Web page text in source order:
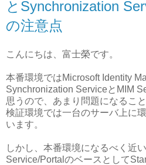
とSynchronization
の注意点
こんにちは、富士榮です。
本番環境ではMicrosoft Identity
Synchronization ServiceとMIM
思うので、あまり問題になるこ
検証環境では一台のサーバ上に
います。
しかし、本番環境になるべく近
Service/Portalのベースとして